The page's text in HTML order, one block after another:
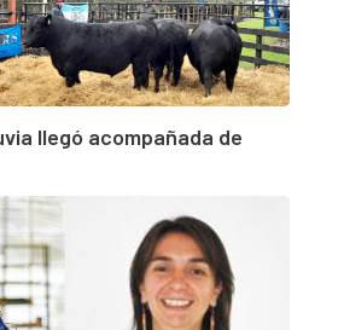
llegó acompañada de